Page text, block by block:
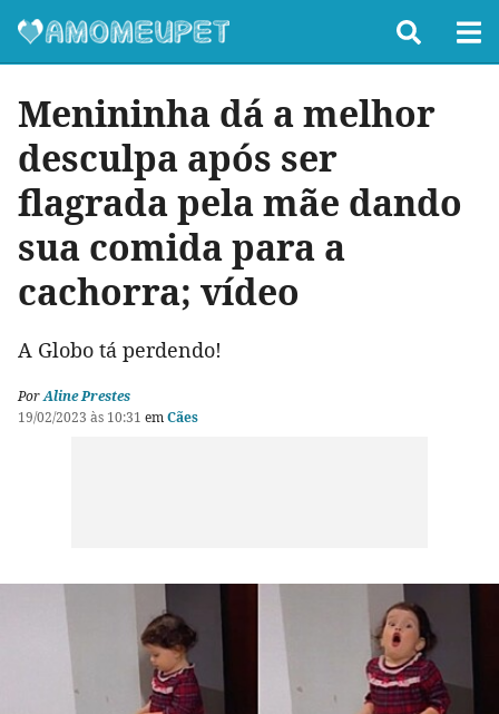
Menininha dá a melhor
desculpa após ser
flagrada pela mãe dando
sua comida para a
cachorra; vídeo
A Globo tá perdendo!
PorAline Prestes
19/02/2023 às 10:31 emCães